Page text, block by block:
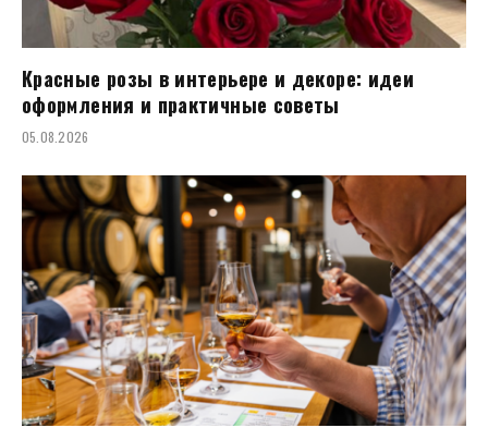
Красные розы в интерьере и декоре: идеи
оформления и практичные советы
05.08.2026